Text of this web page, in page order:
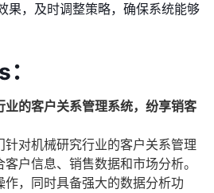
果，及时调整策略，确保系统能够
的客户关系管理系统，纷享销客
对机械研究行业的客户关系管理
户信息、销售数据和市场分析。
，同时具备强大的数据分析功